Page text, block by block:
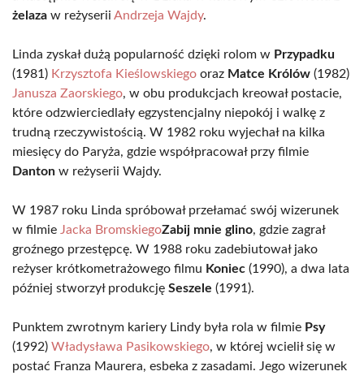
żelaza w reżyserii Andrzeja Wajdy.
Linda zyskał dużą popularność dzięki rolom w Przypadku
(1981) Krzysztofa Kieślowskiego oraz Matce Królów (1982)
Janusza Zaorskiego, w obu produkcjach kreował postacie,
które odzwierciedlały egzystencjalny niepokój i walkę z
trudną rzeczywistością. W 1982 roku wyjechał na kilka
miesięcy do Paryża, gdzie współpracował przy filmie
Danton w reżyserii Wajdy.
W 1987 roku Linda spróbował przełamać swój wizerunek
w filmie Jacka BromskiegoZabij mnie glino, gdzie zagrał
groźnego przestępcę. W 1988 roku zadebiutował jako
reżyser krótkometrażowego filmu Koniec (1990), a dwa lata
później stworzył produkcję Seszele (1991).
Punktem zwrotnym kariery Lindy była rola w filmie Psy
(1992) Władysława Pasikowskiego, w której wcielił się w
postać Franza Maurera, esbeka z zasadami. Jego wizerunek